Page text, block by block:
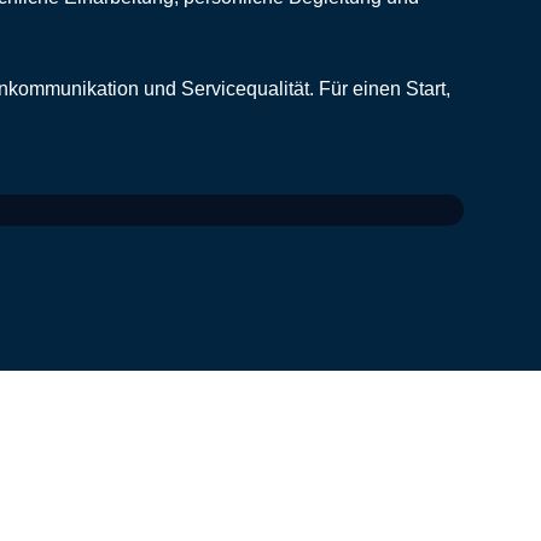
und Servicequalität. Für einen Start,